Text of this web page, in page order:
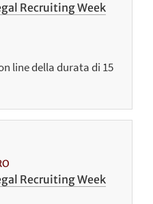
Recruiting Week
line della durata di 15
Recruiting Week